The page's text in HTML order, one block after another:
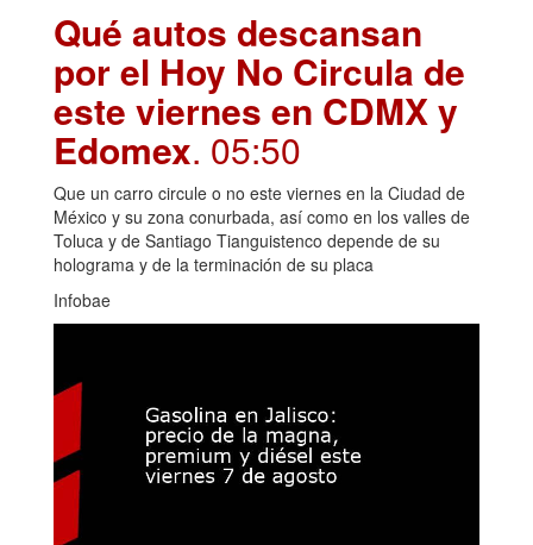
Qué autos descansan
por el Hoy No Circula de
este viernes en CDMX y
Edomex. 05:50
Que un carro circule o no este viernes en la Ciudad de
México y su zona conurbada, así como en los valles de
Toluca y de Santiago Tianguistenco depende de su
holograma y de la terminación de su placa
Infobae